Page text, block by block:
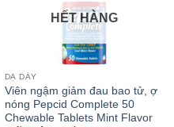
HẾT HÀNG
DẠ DÀY
Viên ngậm giảm đau bao tử, ợ
nóng Pepcid Complete 50
Chewable Tablets Mint Flavor